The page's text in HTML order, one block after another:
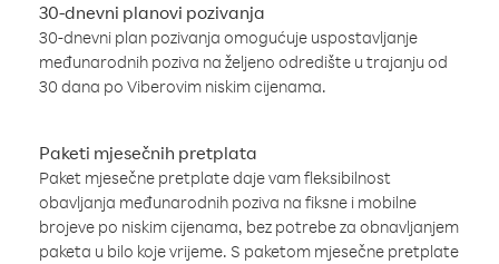
30-dnevni planovi pozivanja
30-dnevni plan pozivanja omogućuje uspostavljanje
međunarodnih poziva na željeno odredište u trajanju od
30 dana po Viberovim niskim cijenama.
Paketi mjesečnih pretplata
Paket mjesečne pretplate daje vam fleksibilnost
obavljanja međunarodnih poziva na fiksne i mobilne
brojeve po niskim cijenama, bez potrebe za obnavljanjem
paketa u bilo koje vrijeme. S paketom mjesečne pretplate